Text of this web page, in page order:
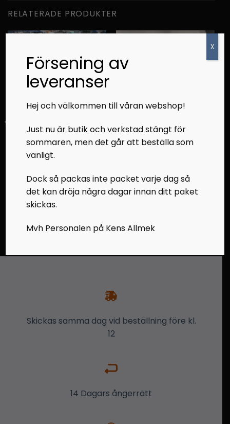
RELATERADE PRODUKTER
Plastdetalj
Yeti v800 2006
500,00kr
ÖVRIGT
Mätar hus plast BRP
150,00kr
Skickas samma dag vid beställning före kl.
12
14 Dagars ångerrätt
Försening av
leveranser
Hej och välkommen till våran webshop!
Just nu är butik och verkstad stängt för
sommaren, men det går att beställa som
vanligt.
Dock så packas inte packet varje dag så
det kan dröja några dagar innan ditt paket
skickas.
Mvh Personalen på Kens Allmek
X